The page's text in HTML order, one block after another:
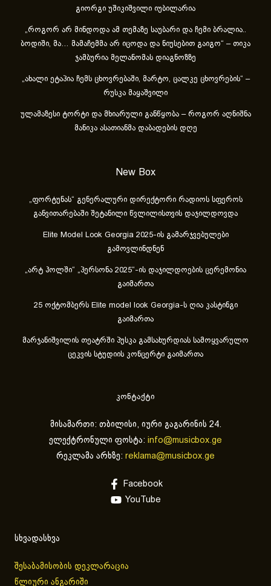
გიორგი უშიკიშვილი იუბილარია
„როგორ არ მინდოდა ამ თემაზე საუბარი და ჩემი ბრალია..
ბოდიში, მა… მამაჩემმა არ იცოდა და ნიუსებით გაიგო“ – თიკა
ჯამბურია მელანომას დიაგნოზზე
„ახა­ლი ეტა­პია ჩემს ცხოვ­რე­ბა­ში, მარ­ტო, ცალ­კე ცხოვ­რე­ბის“ –
რუსკა მაყაშვილი
ულამაზესი ტორტი და მხიარული განწყობა – როგორ აღნიშნა
მანიკა ასათიანმა დაბადების დღე
New Box
„ფორტუნას“ გენერალური დირექტორი რადიოს სფეროს
განვითარებაში შეტანილი წვლილისთვის დაჯილდოვდა
Elite Model Look Georgia 2025-ის გამარჯვებულები
გამოვლინდნენ
„არტ ჰოლში“ „პერსონა 2025“-ის დაჯილდოების ცერემონია
გაიმართა
25 ოქტომბერს Elite model look Georgia-ს ღია კასტინგი
გაიმართა
მარჯანიშვილის თეატრში პუსკა გამსახურდიას სამოყვარულო
ცეკვის სტუდიის კონცერტი გაიმართა
კონტაქტი
მისამართი: თბილისი, იური გაგარინის 24.
ელექტრონული ფოსტა: info@musicbox.ge
რეკლამა არხზე: reklama@musicbox.ge
Facebook
YouTube
სხვადასხვა
შესაბამისობის დეკლარაცია
წლიური ანგარიში